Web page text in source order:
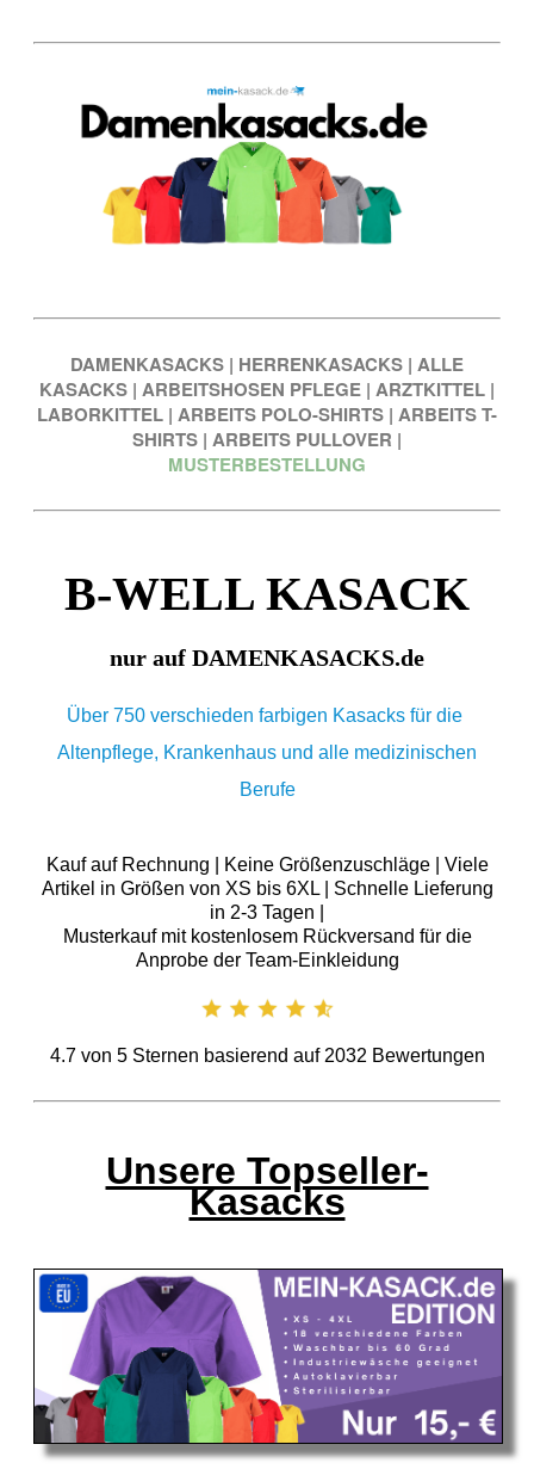
DAMENKASACKS | HERRENKASACKS | ALLE
KASACKS | ARBEITSHOSEN PFLEGE | ARZTKITTEL |
LABORKITTEL | ARBEITS POLO-SHIRTS | ARBEITS T-
SHIRTS | ARBEITS PULLOVER |
MUSTERBESTELLUNG
B-WELL KASACK
nur auf DAMENKASACKS.de
Über 750 verschieden farbigen Kasacks für die
Altenpflege, Krankenhaus und alle medizinischen
Berufe
Kauf auf Rechnung | Keine Größenzuschläge | Viele
Artikel in Größen von XS bis 6XL | Schnelle Lieferung
in 2-3 Tagen |
Musterkauf mit kostenlosem Rückversand für die
Anprobe der Team-Einkleidung
4.7von 5Sternen basierend auf 2032 Bewertungen
Unsere Topseller-
Kasacks